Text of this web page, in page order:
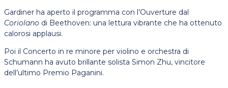
Gardiner ha aperto il programma con l’Ouverture dal
Coriolano di Beethoven: una lettura vibrante che ha ottenuto
calorosi applausi.
Poi il Concerto in re minore per violino e orchestra di
Schumann ha avuto brillante solista Simon Zhu, vincitore
dell’ultimo Premio Paganini.